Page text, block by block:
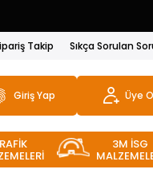
Takip Sıkça Sorulan
Giriş Yap Üye
3M İSG